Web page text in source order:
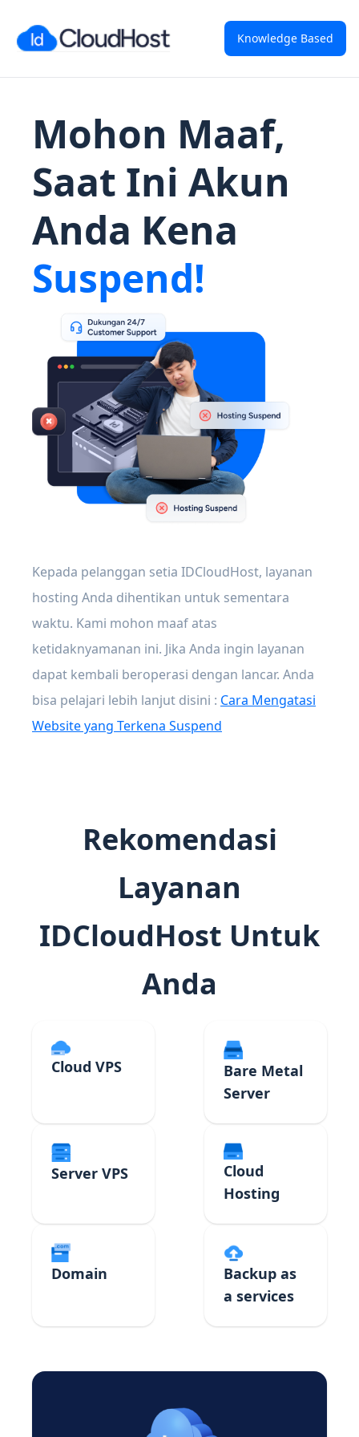
Knowledge Based
Mohon Maaf,
Saat Ini Akun
Anda Kena
Suspend!
Kepada pelanggan setia IDCloudHost, layanan
hosting Anda dihentikan untuk sementara
waktu. Kami mohon maaf atas
ketidaknyamanan ini. Jika Anda ingin layanan
dapat kembali beroperasi dengan lancar. Anda
bisa pelajari lebih lanjut disini : Cara Mengatasi
Website yang Terkena Suspend
Rekomendasi
Layanan
IDCloudHost Untuk
Anda
Cloud VPS
Bare Metal
Server
Server VPS
Cloud
Hosting
Domain
Backup as
a services